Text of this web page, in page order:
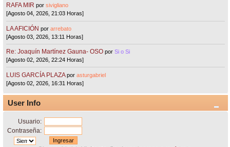
RAFA MIR porsivigliano
[Agosto 04, 2026, 21:03 Horas]
LA AFICIÓN porarrebato
[Agosto 03, 2026, 13:11 Horas]
Re: Joaquín Martínez Gauna- OSO porSi o Si
[Agosto 02, 2026, 22:24 Horas]
LUIS GARCÍA PLAZA porasturgabriel
[Agosto 02, 2026, 16:31 Horas]
User Info
Usuario:
Contraseña: